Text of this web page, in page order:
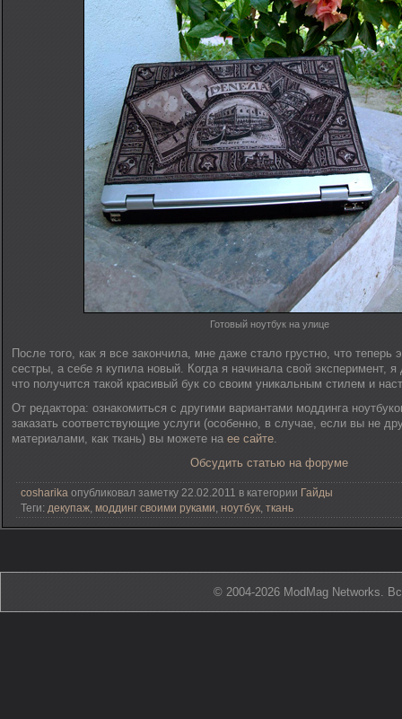
Готовый ноутбук на улице
После того, как я все закончила, мне даже стало грустно, что теперь
сестры, а себе я купила новый. Когда я начинала свой эксперимент,
что получится такой красивый бук со своим уникальным стилем и
От редактора: ознакомиться с другими вариантами моддинга
заказать соответствующие услуги (особенно, в случае, если вы не
материалами, как ткань) вы можете на ее сайте.
Обсудить статью на форуме
cosharika опубликовал заметку 22.02.2011 в категории Гайды
Теги: декупаж, моддинг своими руками, ноутбук, ткань
© 2004-2026 ModMag Networks.